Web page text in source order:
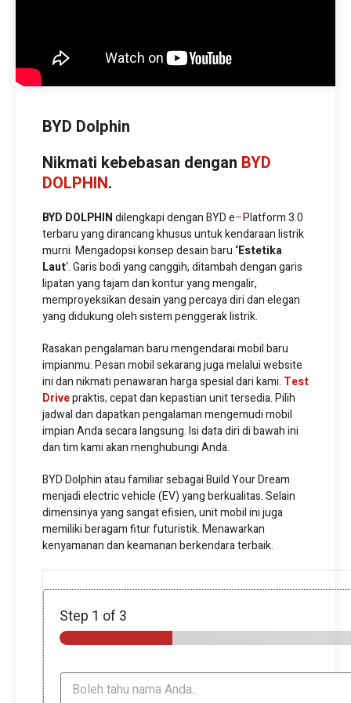
BYD Dolphin
Nikmati kebebasan dengan BYD
DOLPHIN.
BYD DOLPHINdilengkapi dengan BYD e–Platform 3.0
terbaru yang dirancang khusus untuk kendaraan listrik
murni.Mengadopsi konsep desain baru ‘Estetika
Laut‘. Garis bodi yang canggih, ditambah dengan garis
lipatan yang tajam dan kontur yang mengalir,
memproyeksikan desain yang percaya diri dan elegan
yang didukung oleh sistem penggerak listrik.
Rasakan pengalaman baru mengendarai mobil baru
impianmu. Pesan mobil sekarang juga melalui website
ini dan nikmati penawaran harga spesial dari kami. Test
Drivepraktis,cepat dan kepastian unit tersedia. Pilih
jadwal dan dapatkan pengalaman mengemudi mobil
impian Anda secara langsung. Isi data diri di bawah ini
dan tim kami akan menghubungi Anda.
BYD Dolphin atau familiar sebagai Build Your Dream
menjadi electric vehicle (EV) yang berkualitas. Selain
dimensinya yang sangat efisien, unit mobil ini juga
memiliki beragam fitur futuristik. Menawarkan
kenyamanan dan keamanan berkendara terbaik.
Step 1 of 3
N